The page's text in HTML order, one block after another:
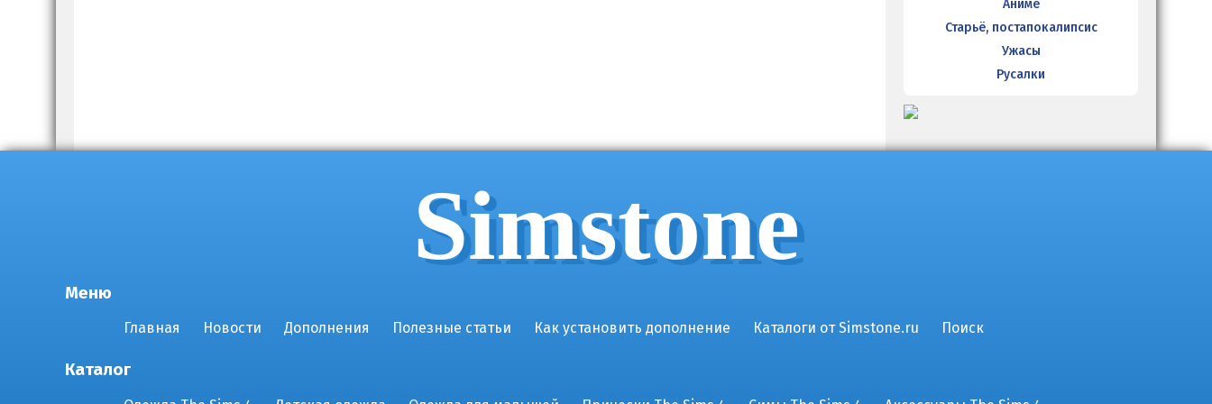
Аниме
Старьё, постапокалипсис
Ужасы
Русалки
Simstone
Меню
Главная Новости Дополнения Полезные статьи Как установить дополнение Каталоги от Simstone.ru Поиск
Каталог